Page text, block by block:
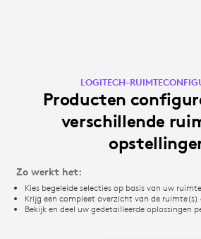
LOGITECH-
Producten
verschillende
Zo werkt het:
Kies begeleide selecties op basis van uw
Krijg een compleet overzicht van de
Bekijk en deel uw gedetailleerde oplossingen